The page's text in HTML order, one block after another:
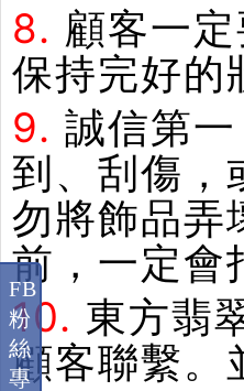
8. 顧客一
保持完好的
9. 誠信第
到、刮傷，
勿將飾品弄
前，一定會
10. 東方翡
顧客聯繫。
FB
粉
絲
專